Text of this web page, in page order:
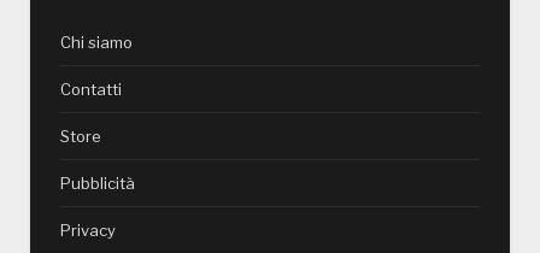
Chi siamo
Contatti
Store
Pubblicità
Privacy